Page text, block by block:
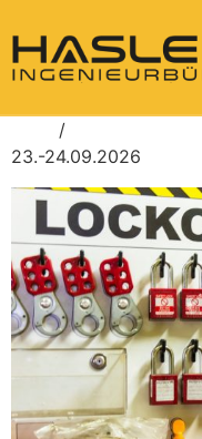
/
23.-24.09.2026